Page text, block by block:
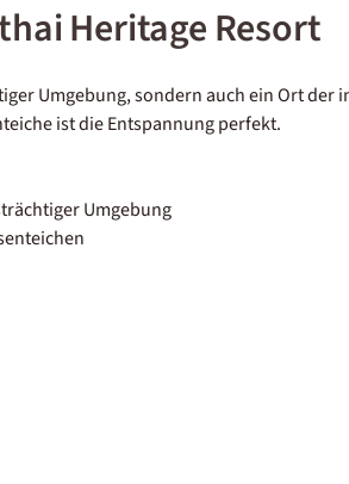
Heritage Resort
Umgebung, sondern auch ein Ort der
ist die Entspannung perfekt.
Umgebung